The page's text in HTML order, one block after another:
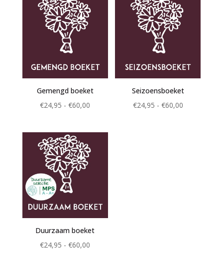
Gemengd boeket
€24,95 - €60,00
tot
Seizoensboeket
€24,95 - €60,00Prijsklasse:
Duurzaam boeket
€24,95 - €60,00